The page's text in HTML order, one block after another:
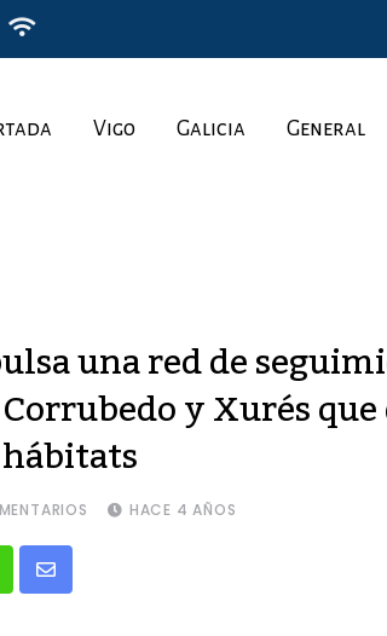
Vigo Galicia General
una red de
y Xurés
HACE 4 AÑOS
Share